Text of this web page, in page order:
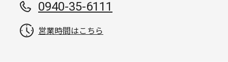
0940-35-6111
営業時間はこちら